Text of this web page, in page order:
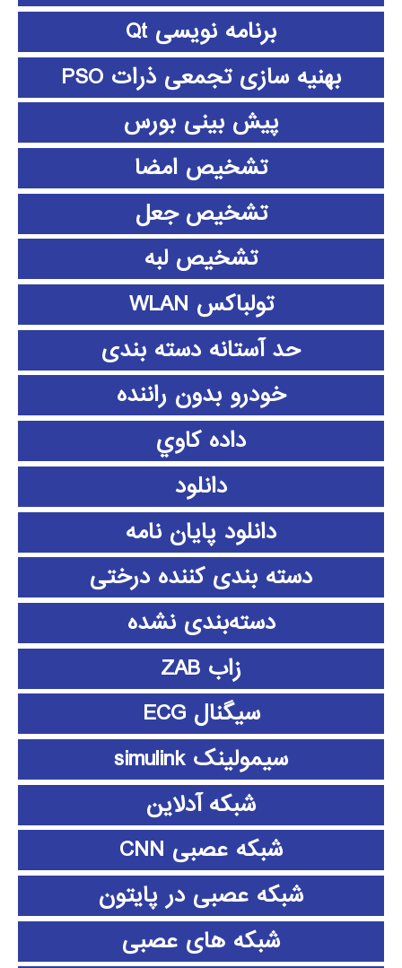
برنامه نویسی Qt
بهنیه سازی تجمعی ذرات PSO
پیش بینی بورس
تشخیص امضا
تشخیص جعل
تشخیص لبه
تولباکس WLAN
حد آستانه دسته بندی
خودرو بدون راننده
داده كاوي
دانلود
دانلود پايان نامه
دسته بندی کننده درختی
دسته‌بندی نشده
زاب ZAB
سیگنال ECG
سیمولینک simulink
شبکه آدلاین
شبکه عصبی CNN
شبکه عصبی در پایتون
شبکه های عصبی